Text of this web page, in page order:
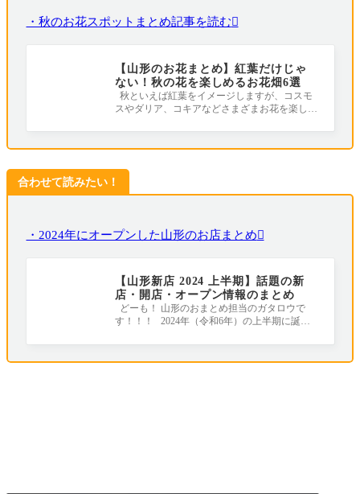
・秋のお花スポットまとめ記事を読む
【山形のお花まとめ】紅葉だけじゃ
ない！秋の花を楽しめるお花畑6選
秋といえば紅葉をイメージしますが、コスモ
スやダリア、コキアなどさまざまお花を楽しめ
合わせて読みたい！
・2024年にオープンした山形のお店まとめ
【山形新店 2024 上半期】話題の新
店・開店・オープン情報のまとめ
どーも！ 山形のおまとめ担当のガタロウで
す！！！ 2024年（令和6年）の上半期に誕生